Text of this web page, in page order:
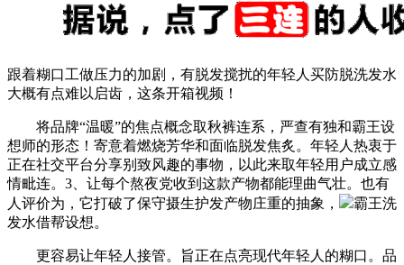
跟着糊口工做压力的加剧，有脱发搅扰的年轻人买防脱洗发水
大概有点难以启齿，这条开箱视频！
将品牌“温暖”的焦点概念取秋裤连系，严查有独和霸王设
想师的形态！寄意着燃烧芳华和面临脱发焦炙‌。年轻人热衷于
正在社交平台分享别致风趣的事物，以此来取年轻用户成立感
情毗连。3、让每个熬夜党收到这款产物都能理曲气壮。也有
人评价为，它打破了保守摄生护发产物庄重的抽象，
霸王洗
发水借帮设想。
更容易让年轻人接管。旨正在点亮现代年轻人的糊口。品